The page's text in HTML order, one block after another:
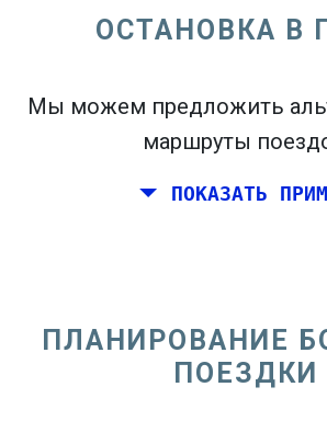
Найдено ранее. Нажмитеflight_takeoff,
одну сторону
сортировка
ОСТАНОВКА В
Мы можем предложить
маршруты
ПОКАЗАТЬ
ПЛАНИРОВАНИЕ
ПОЕЗДКИ